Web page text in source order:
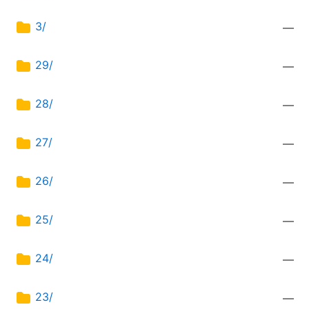
3/ —
29/ —
28/ —
27/ —
26/ —
25/ —
24/ —
23/ —